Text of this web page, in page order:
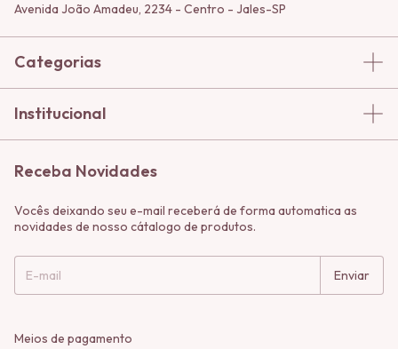
Avenida João Amadeu, 2234 - Centro - Jales-SP
Categorias
Institucional
Receba Novidades
Vocês deixando seu e-mail receberá de forma automatica as
novidades de nosso cátalogo de produtos.
Meios de pagamento